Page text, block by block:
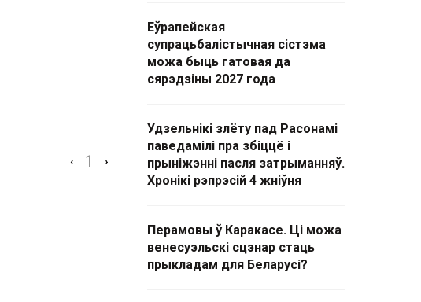
‹ 1 ›
Еўрапейская
супрацьбалістычная сістэма
можа быць гатовая да
сярэдзіны 2027 года
Удзельнікі злёту пад Расонамі
паведамілі пра збіццё і
прыніжэнні пасля затрыманняў.
Хронікі рэпрэсій 4 жніўня
Перамовы ў Каракасе. Ці можа
венесуэльскі сцэнар стаць
прыкладам для Беларусі?